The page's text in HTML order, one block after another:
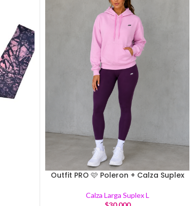
Outfit PRO 🩷 Poleron + Calza Suplex
Calza Larga Suplex L